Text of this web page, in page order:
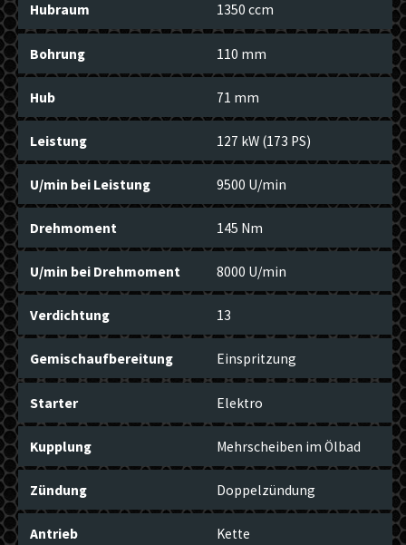
Hubraum 1350 ccm
Bohrung 110 mm
Hub 71 mm
Leistung 127 kW (173 PS)
U/min bei Leistung 9500 U/min
Drehmoment 145 Nm
U/min bei Drehmoment 8000 U/min
Verdichtung 13
Gemischaufbereitung Einspritzung
Starter Elektro
Kupplung Mehrscheiben im Ölbad
Zündung Doppelzündung
Antrieb Kette